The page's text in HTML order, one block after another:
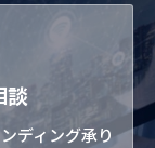
談
ディング承り